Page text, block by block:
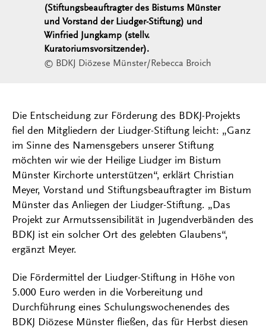
(Stiftungsbeauftragter des Bistums Münster
und Vorstand der Liudger-Stiftung) und
Winfried Jungkamp (stellv.
Kuratoriumsvorsitzender).
© BDKJ Diözese Münster/Rebecca Broich
Die Entscheidung zur Förderung des BDKJ-Projekts
fiel den Mitgliedern der Liudger-Stiftung leicht: „Ganz
im Sinne des Namensgebers unserer Stiftung
möchten wir wie der Heilige Liudger im Bistum
Münster Kirchorte unterstützen“, erklärt Christian
Meyer, Vorstand und Stiftungsbeauftragter im Bistum
Münster das Anliegen der Liudger-Stiftung. „Das
Projekt zur Armutssensibilität in Jugendverbänden des
BDKJ ist ein solcher Ort des gelebten Glaubens“,
ergänzt Meyer.
Die Fördermittel der Liudger-Stiftung in Höhe von
5.000 Euro werden in die Vorbereitung und
Durchführung eines Schulungswochenendes des
BDKJ Diözese Münster fließen, das für Herbst diesen